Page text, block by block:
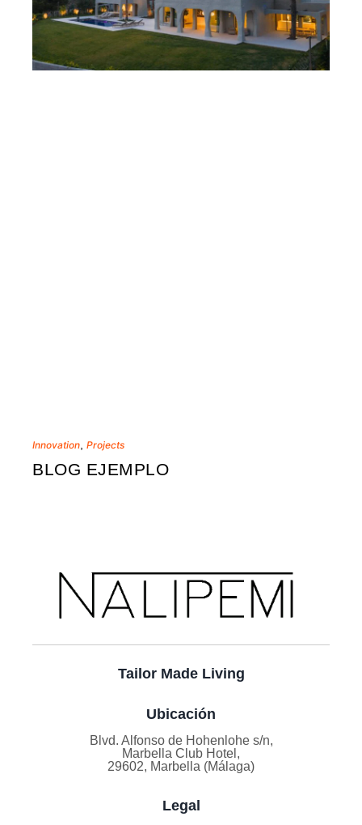
Innovation ,Projects
BLOG EJEMPLO
Tailor Made Living
Ubicación
Blvd. Alfonso de Hohenlohe s/n,
Marbella Club Hotel,
29602, Marbella (Málaga)
Legal